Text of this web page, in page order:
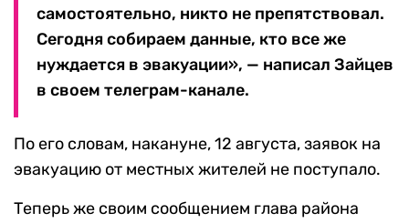
самостоятельно, никто не препятствовал.
Сегодня собираем данные, кто все же
нуждается в эвакуации», — написал Зайцев
в своем телеграм-канале.
По его словам, накануне, 12 августа, заявок на
эвакуацию от местных жителей не поступало.
Теперь же своим сообщением глава района